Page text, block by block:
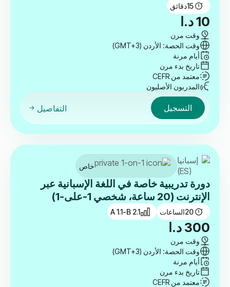
15دقائق
10د.ا
وقت مرن
وقت الحصة: الأردن (GMT+3)
أيام مرنة
تاريخ بدء مرن
معتمد من CEFR
المدربون الأصليون
التسجيل التفاصيل
خاص
دورة تدريبية خاصة في اللغة الإسبانية عبر
الإنترنت (20 ساعة، شخصي 1-على-1)
20الساعات A 1.1-B 2.1
300 د.ا
وقت مرن
وقت الحصة: الأردن (GMT+3)
أيام مرنة
تاريخ بدء مرن
معتمد من CEFR